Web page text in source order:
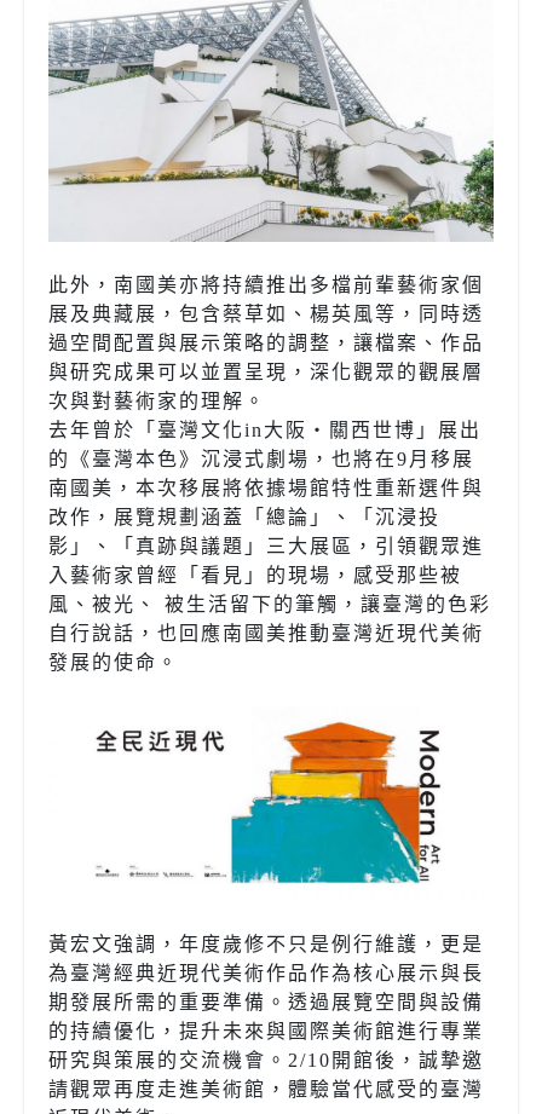
此外，南國美亦將持續推出多檔前輩藝術家個
展及典藏展，包含蔡草如、楊英風等，同時透
過空間配置與展示策略的調整，讓檔案、作品
與研究成果可以並置呈現，深化觀眾的觀展層
次與對藝術家的理解。
去年曾於「臺灣文化in大阪・關西世博」展出
的《臺灣本色》沉浸式劇場，也將在9月移展
南國美，本次移展將依據場館特性重新選件與
改作，展覽規劃涵蓋「總論」、「沉浸投
影」、「真跡與議題」三大展區，引領觀眾進
入藝術家曾經「看見」的現場，感受那些被
風、被光、 被生活留下的筆觸，讓臺灣的色彩
自行說話，也回應南國美推動臺灣近現代美術
發展的使命。
黃宏文強調，年度歲修不只是例行維護，更是
為臺灣經典近現代美術作品作為核心展示與長
期發展所需的重要準備。透過展覽空間與設備
的持續優化，提升未來與國際美術館進行專業
研究與策展的交流機會。2/10開館後，誠摯邀
請觀眾再度走進美術館，體驗當代感受的臺灣